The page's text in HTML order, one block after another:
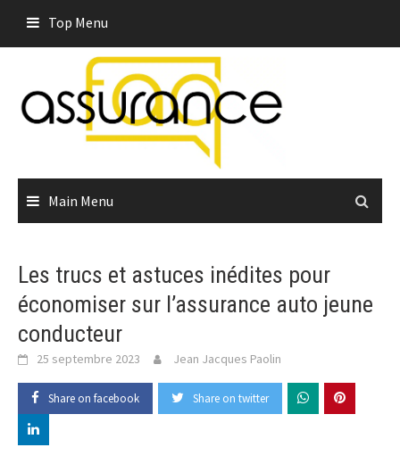
content
Top Menu
Main Menu
Les trucs et astuces inédites pour
économiser sur l’assurance auto jeune
conducteur
25 septembre 2023 Jean Jacques Paolin
Share on facebook Share on twitter